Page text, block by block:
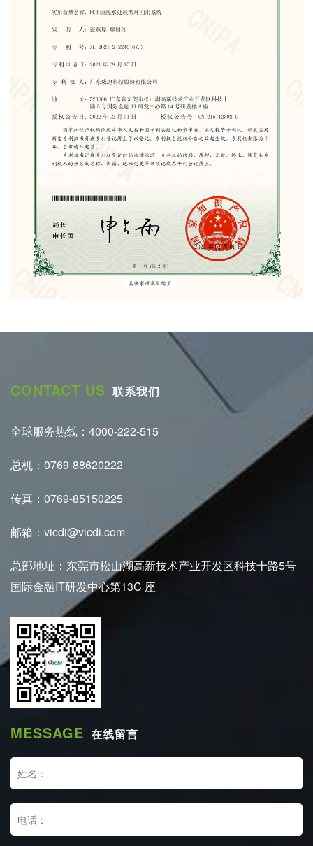
CONTACT US 联系我们
全球服务热线：4000-222-515
总机：0769-88620222
传真：0769-85150225
邮箱：vicdi@vicdi.com
总部地址：东莞市松山湖高新技术产业开发区科技十路5号
国际金融IT研发中心第13C 座
MESSAGE 在线留言